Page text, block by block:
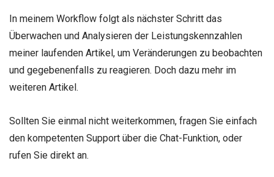
In meinem Workflow folgt als nächster Schritt das
Überwachen und Analysieren der Leistungskennzahlen
meiner laufenden Artikel, um Veränderungen zu beobachten
und gegebenenfalls zu reagieren. Doch dazu mehr im
weiteren Artikel.
Sollten Sie einmal nicht weiterkommen, fragen Sie einfach
den kompetenten Support über die Chat-Funktion, oder
rufen Sie direkt an.